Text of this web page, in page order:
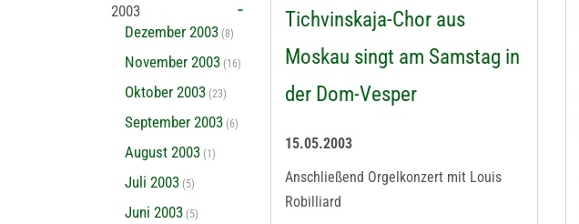
2003
Dezember 2003 (8)
November 2003 (16)
Oktober 2003 (23)
September 2003 (6)
August 2003 (1)
Juli 2003 (5)
Juni 2003 (5)
Tichvinskaja-Chor aus
Moskau singt am Samstag in
der Dom-Vesper
15.05.2003
Anschließend Orgelkonzert mit Louis
Robilliard